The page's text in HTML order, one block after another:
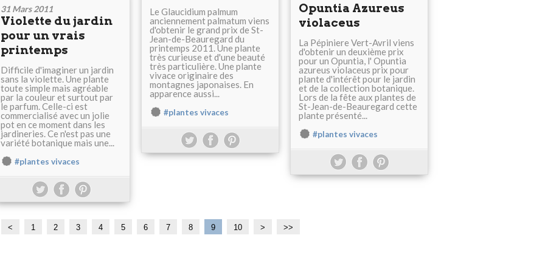
Le Glaucidium palmum
anciennement palmatum viens
d'obtenir le grand prix de St-
Jean-de-Beauregard du
printemps 2011. Une plante
très curieuse et d'une beauté
très particulière. Une plante
vivace originaire des
montagnes japonaises. En
apparence aussi...
#plantes vivaces
Opuntia Azureus
violaceus
La Pépiniere Vert-Avril viens
d'obtenir un deuxième prix
pour un Opuntia, l' Opuntia
azureus violaceus prix pour
plante d'intérêt pour le jardin
et de la collection botanique.
Lors de la fête aux plantes de
St-Jean-de-Beauregard cette
plante présenté...
#plantes vivaces
31 Mars 2011
Violette du jardin
pour un vrais
printemps
Difficile d'imaginer un jardin
sans la violette. Une plante
toute simple mais agréable
par la couleur et surtout par
le parfum. Celle-ci est
commercialisé avec un jolie
pot en ce moment dans les
jardineries. Ce n'est pas une
variété botanique mais une...
#plantes vivaces
< 1 2 3 4 5 6 7 8 9 10 > >>